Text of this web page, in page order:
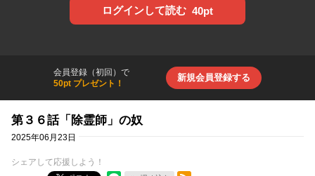
ログインして読む 40pt
会員登録（初回）で
50pt プレゼント！
新規会員登録する
第３６話「除霊師」の奴
2025年06月23日
シェアして応援しよう！
RSSフィード